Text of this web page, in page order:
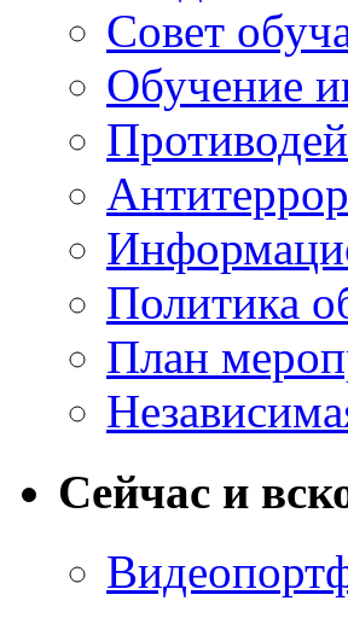
Совет
Обучение
Антитеррор
Политика
План
Сейчас и